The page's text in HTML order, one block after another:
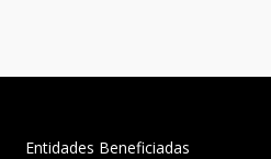
Entidades Beneficiadas